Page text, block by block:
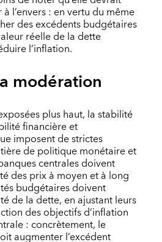
l’envers : en vertu du même
des excédents budgétaires
réelle de la dette
l’inflation.
modération
plus haut, la stabilité
financière et
imposent de strictes
de politique monétaire et
centrales doivent
des prix à moyen et à long
budgétaires doivent
de la dette, en ajustant leurs
des objectifs d’inflation
: concrètement, le
augmenter l’excédent